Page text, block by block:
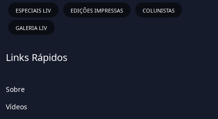
ESPECIAIS LIV EDIÇÕES IMPRESSAS COLUNISTAS
GALERIA LIV
Links Rápidos
Sobre
Vídeos